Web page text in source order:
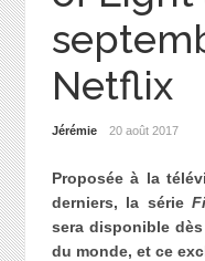
Netflix
Jérémie 20 août 2017
Proposée à la
derniers, la série
sera disponible
du monde, et ce